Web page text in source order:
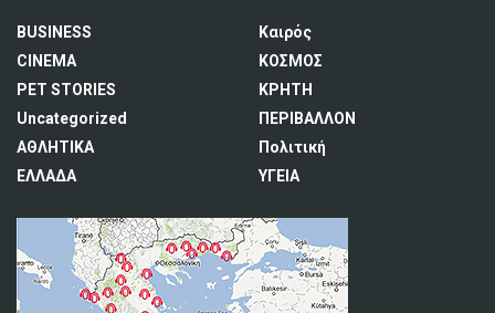
BUSINESS
CINEMA
PET STORIES
Uncategorized
ΑΘΛΗΤΙΚΑ
ΕΛΛΑΔΑ
Καιρός
ΚΟΣΜΟΣ
ΚΡΗΤΗ
ΠΕΡΙΒΑΛΛΟΝ
Πολιτική
ΥΓΕΙΑ